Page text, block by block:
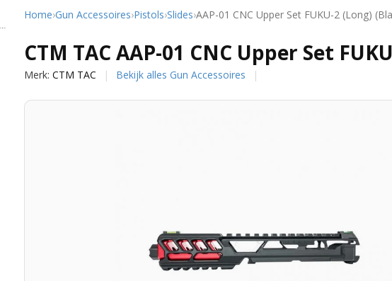
Home›Gun Accessoires›Pistols›Slides›AAP-01 CNC Upper Set FUKU-2 (Long)
CTM TAC AAP-01 CNC Upper Set
Merk: CTM TAC Bekijk alles Gun Accessoires